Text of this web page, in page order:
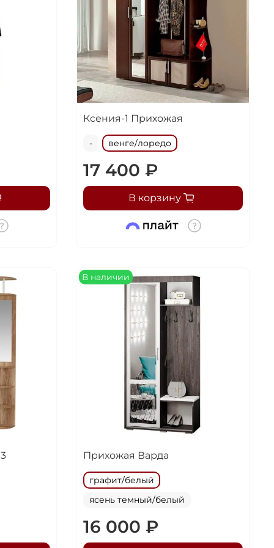
Ксения-1 Прихожая
- венге/лоредо
17 400 ₽
В корзину
В наличии
Прихожая Варда
графит/белый
ясень темный/белый
16 000 ₽